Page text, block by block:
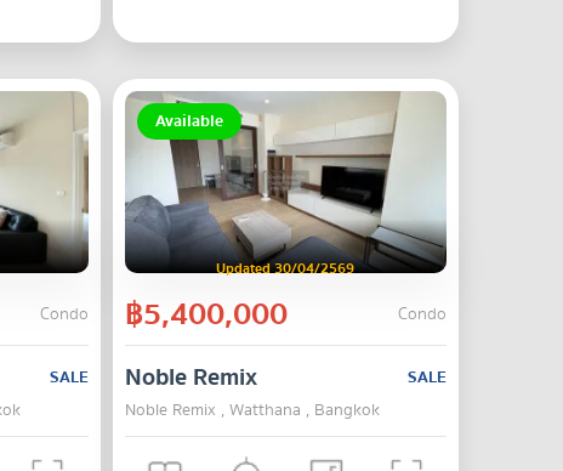
Condo
SALE
Available
Updated 30/04/2569
฿5,400,000 Condo
SALE
Noble Remix
Noble Remix , Watthana , Bangkok